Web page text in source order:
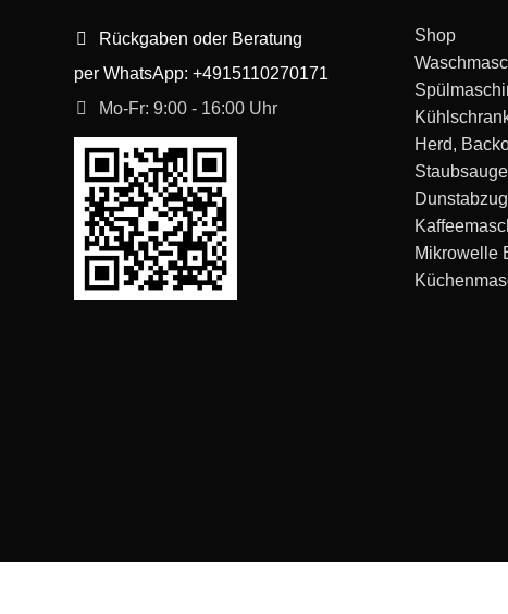
Rückgaben oder Beratung
per WhatsApp: +4915110270171
Mo-Fr: 9:00 - 16:00 Uhr
Shop
Herd,
Mikrowelle